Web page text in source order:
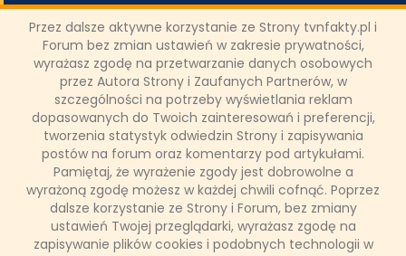
Przez dalsze aktywne korzystanie ze Strony tvnfakty.pl i
Forum bez zmian ustawień w zakresie prywatności,
wyrażasz zgodę na przetwarzanie danych osobowych
przez Autora Strony i Zaufanych Partnerów, w
szczególności na potrzeby wyświetlania reklam
dopasowanych do Twoich zainteresowań i preferencji,
tworzenia statystyk odwiedzin Strony i zapisywania
postów na forum oraz komentarzy pod artykułami.
Pamiętaj, że wyrażenie zgody jest dobrowolne a
wyrażoną zgodę możesz w każdej chwili cofnąć. Poprzez
dalsze korzystanie ze Strony i Forum, bez zmiany
ustawień Twojej przeglądarki, wyrażasz zgodę na
zapisywanie plików cookies i podobnych technologii w
Reżyserska i serialowa "Zabójcza
broń" w TVN7
Kultowy policyjny duet ma już 20 lat! Widzowie pokochali
bohaterów granych przez Mela Gibsona i Danny’ego Glovera
za nietypowe metody rozwiązywania spraw kryminalnych i
dowcipne dialogi. Już 2 września TVN 7 przypomni wszystkim
pierwszą część kultowego cyklu „Zabójcza broń”. W kolejne
soboty stacja pokaże następne części serii, i to w wersji
reżyserskiej! To dopiero początek - 1 października kanał
przygotował dla widzów premierowy odcinek hitowego
serialu opartego na tej popularnej serii!